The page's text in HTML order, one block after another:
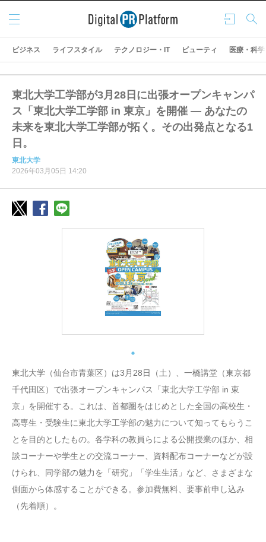
ログ
イン
検索
メニ
ュー
ビジネス ライフスタイル テクノロジー・IT ビューティ 医療・科学
東北大学工学部が3月28日に出張オープンキャンパ
ス「東北大学工学部 in 東京」を開催 ― あなたの
未来を東北大学工学部が拓く。その出発点となる1
日。
東北大学
2026年03月05日 14:20
東北大学（仙台市青葉区）は3月28日（土）、一橋講堂（東京都
千代田区）で出張オープンキャンパス「東北大学工学部 in 東
京」を開催する。これは、首都圏をはじめとした全国の高校生・
高専生・受験生に東北大学工学部の魅力について知ってもらうこ
とを目的としたもの。各学科の教員らによる公開授業のほか、相
談コーナーや学生との交流コーナー、資料配布コーナーなどが設
けられ、同学部の魅力を「研究」「学生生活」など、さまざまな
側面から体感することができる。参加費無料、要事前申し込み
（先着順）。